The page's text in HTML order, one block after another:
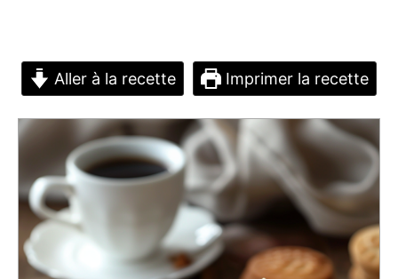
Aller à la recette Imprimer la recette